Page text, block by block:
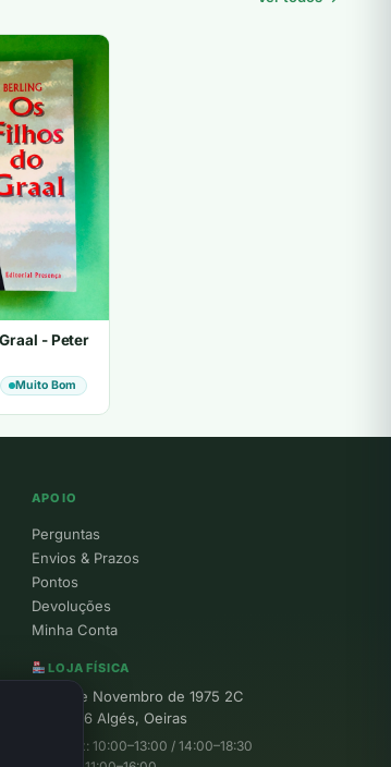
- Peter
Muito Bom
APOIO
Perguntas
Envios & Prazos
Pontos
Devoluções
Minha Conta
LOJA FÍSICA
R. 25 de Novembro de 1975 2C
1495-156 Algés, Oeiras
Seg–Sex: 10:00–13:00 / 14:00–18:30